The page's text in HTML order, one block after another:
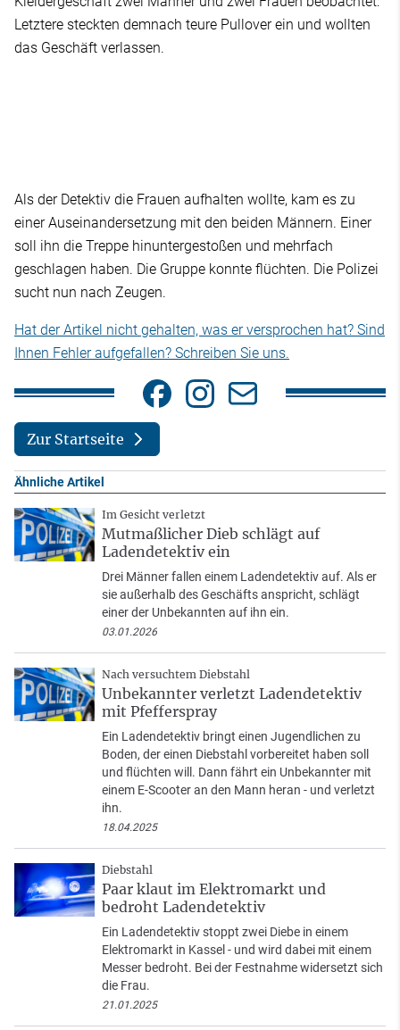
Letztere steckten demnach teure Pullover ein und wollten
das Geschäft verlassen.
Als der Detektiv die Frauen aufhalten wollte, kam es zu
einer Auseinandersetzung mit den beiden Männern. Einer
soll ihn die Treppe hinuntergestoßen und mehrfach
geschlagen haben. Die Gruppe konnte flüchten. Die Polizei
sucht nun nach Zeugen.
Hat der Artikel nicht gehalten, was er versprochen hat? Sind
Ihnen Fehler aufgefallen? Schreiben Sie uns.
Zur Startseite
Ähnliche Artikel
Im Gesicht verletzt
Mutmaßlicher Dieb schlägt auf
Ladendetektiv ein
Drei Männer fallen einem Ladendetektiv auf. Als er
sie außerhalb des Geschäfts anspricht, schlägt
einer der Unbekannten auf ihn ein.
03.01.2026
Nach versuchtem Diebstahl
Unbekannter verletzt Ladendetektiv
mit Pfefferspray
Ein Ladendetektiv bringt einen Jugendlichen zu
Boden, der einen Diebstahl vorbereitet haben soll
und flüchten will. Dann fährt ein Unbekannter mit
einem E-Scooter an den Mann heran - und verletzt
ihn.
18.04.2025
Diebstahl
Paar klaut im Elektromarkt und
bedroht Ladendetektiv
Ein Ladendetektiv stoppt zwei Diebe in einem
Elektromarkt in Kassel - und wird dabei mit einem
Messer bedroht. Bei der Festnahme widersetzt sich
die Frau.
21.01.2025